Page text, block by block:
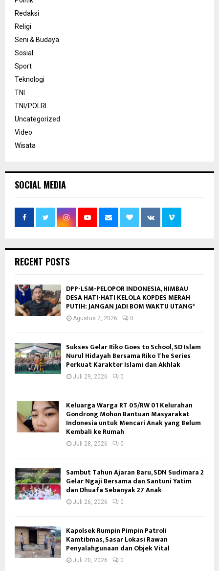
Redaksi
Religi
Seni & Budaya
Sosial
Sport
Teknologi
TNI
TNI/POLRI
Uncategorized
Video
Wisata
SOCIAL MEDIA
RECENT POSTS
DPP-LSM-PELOPOR INDONESIA, HIMBAU
DESA HATI-HATI KELOLA KOPDES MERAH
PUTIH: JANGAN JADI BOM WAKTU UTANG*
Agustus 2, 2026 0
Sukses Gelar Riko Goes to School, SD Islam
Nurul Hidayah Bersama Riko The Series
Perkuat Karakter Islami dan Akhlak
Juli 29, 2026 0
Keluarga Warga RT 05/RW 01 Kelurahan
Gondrong Mohon Bantuan Masyarakat
Indonesia untuk Mencari Anak yang Belum
Kembali ke Rumah
Juli 28, 2026 0
Sambut Tahun Ajaran Baru, SDN Sudimara 2
Gelar Ngaji Bersama dan Santuni Yatim
dan Dhuafa Sebanyak 27 Anak
Juli 26, 2026 0
Kapolsek Rumpin Pimpin Patroli
Kamtibmas, Sasar Lokasi Rawan
Penyalahgunaan dan Objek Vital
Juli 20, 2026 0